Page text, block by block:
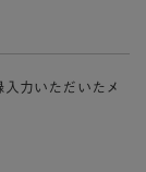
力いただいたメ